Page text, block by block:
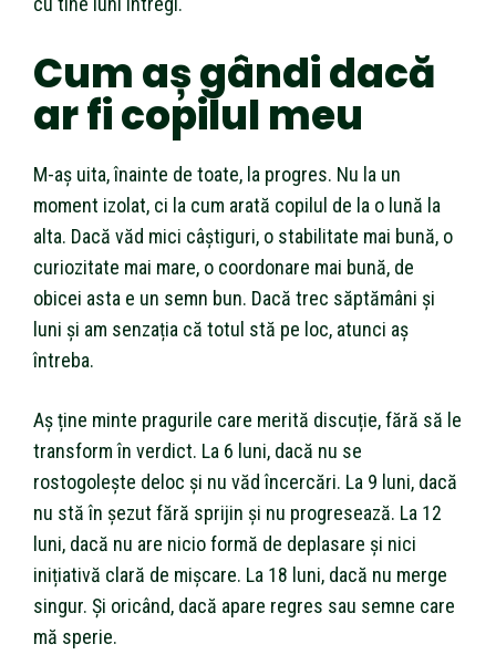
Cum aș gândi dacă
ar fi copilul meu
M-aș uita, înainte de toate, la progres. Nu la un
moment izolat, ci la cum arată copilul de la o lună la
alta. Dacă văd mici câștiguri, o stabilitate mai bună, o
curiozitate mai mare, o coordonare mai bună, de
obicei asta e un semn bun. Dacă trec săptămâni și
luni și am senzația că totul stă pe loc, atunci aș
întreba.
Aș ține minte pragurile care merită discuție, fără să le
transform în verdict. La 6 luni, dacă nu se
rostogolește deloc și nu văd încercări. La 9 luni, dacă
nu stă în șezut fără sprijin și nu progresează. La 12
luni, dacă nu are nicio formă de deplasare și nici
inițiativă clară de mișcare. La 18 luni, dacă nu merge
singur. Și oricând, dacă apare regres sau semne care
mă sperie.